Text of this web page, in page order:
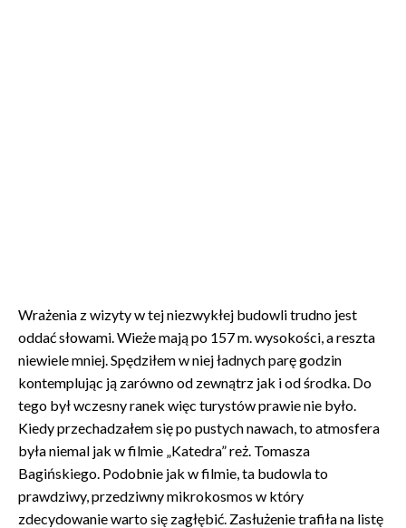
Wrażenia z wizyty w tej niezwykłej budowli trudno jest
oddać słowami. Wieże mają po 157 m. wysokości, a reszta
niewiele mniej. Spędziłem w niej ładnych parę godzin
kontemplując ją zarówno od zewnątrz jak i od środka. Do
tego był wczesny ranek więc turystów prawie nie było.
Kiedy przechadzałem się po pustych nawach, to atmosfera
była niemal jak w filmie „Katedra” reż. Tomasza
Bagińskiego. Podobnie jak w filmie, ta budowla to
prawdziwy, przedziwny mikrokosmos w który
zdecydowanie warto się zagłębić. Zasłużenie trafiła na listę